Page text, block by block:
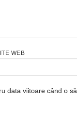
WEB
data viitoare când o să